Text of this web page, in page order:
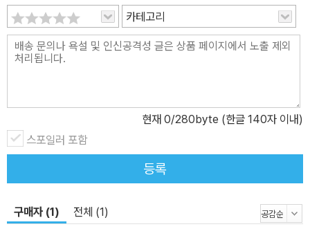
카테고리
현재 0/280byte (한글 140자 이내)
스포일러 포함
등록
구매자 (1) 전체 (1)